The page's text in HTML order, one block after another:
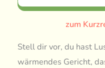
zum
Stell dir vor, du hast
wärmendes Gericht,